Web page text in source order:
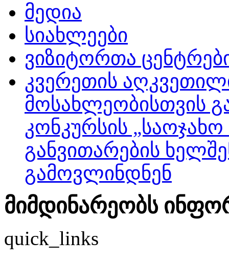
მედია
სიახლეები
ვიზიტორთა
კვერეთის
მოსახლეობისთვის
კონკურსის „საოჯახო
განვითარების
გამოვლინდნენ
მიმდინარეობს
quick_links